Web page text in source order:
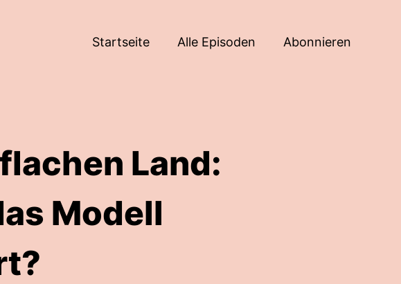
Startseite Alle Episoden Abonnieren
Land:
Modell